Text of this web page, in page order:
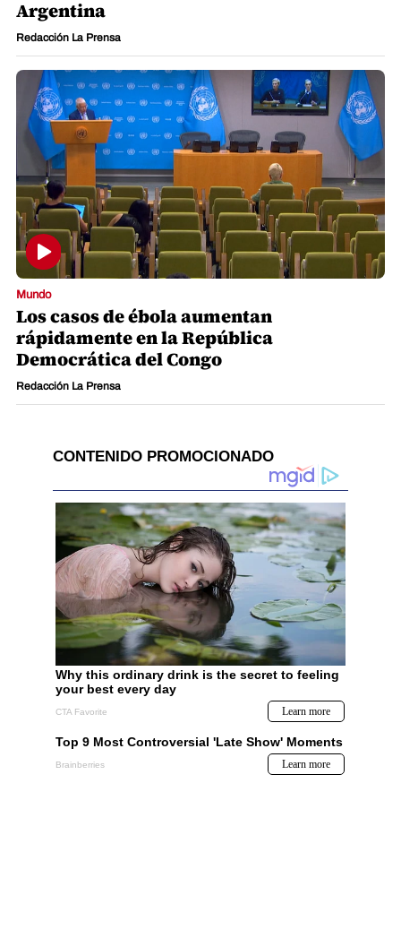
Argentina
Redacción La Prensa
Mundo
Los casos de ébola aumentan
rápidamente en la República
Democrática del Congo
Redacción La Prensa